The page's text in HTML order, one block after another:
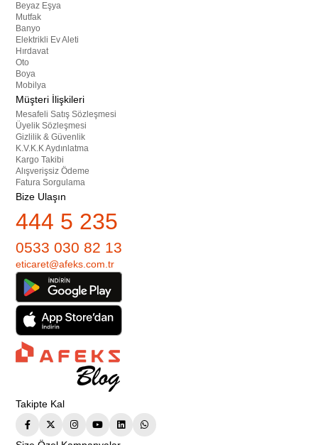
Beyaz Eşya
Mutfak
Banyo
Elektrikli Ev Aleti
Hırdavat
Oto
Boya
Mobilya
Müşteri İlişkileri
Mesafeli Satış Sözleşmesi
Üyelik Sözleşmesi
Gizlilik & Güvenlik
K.V.K.K Aydınlatma
Kargo Takibi
Alışverişsiz Ödeme
Fatura Sorgulama
Bize Ulaşın
444 5 235
0533 030 82 13
eticaret@afeks.com.tr
Takipte Kal